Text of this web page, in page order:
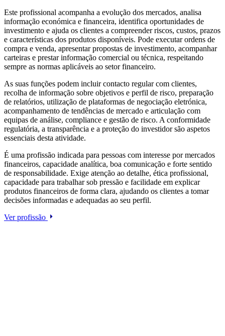
Este profissional acompanha a evolução dos mercados, analisa
informação económica e financeira, identifica oportunidades de
investimento e ajuda os clientes a compreender riscos, custos, prazos
e características dos produtos disponíveis. Pode executar ordens de
compra e venda, apresentar propostas de investimento, acompanhar
carteiras e prestar informação comercial ou técnica, respeitando
sempre as normas aplicáveis ao setor financeiro.
As suas funções podem incluir contacto regular com clientes,
recolha de informação sobre objetivos e perfil de risco, preparação
de relatórios, utilização de plataformas de negociação eletrónica,
acompanhamento de tendências de mercado e articulação com
equipas de análise, compliance e gestão de risco. A conformidade
regulatória, a transparência e a proteção do investidor são aspetos
essenciais desta atividade.
É uma profissão indicada para pessoas com interesse por mercados
financeiros, capacidade analítica, boa comunicação e forte sentido
de responsabilidade. Exige atenção ao detalhe, ética profissional,
capacidade para trabalhar sob pressão e facilidade em explicar
produtos financeiros de forma clara, ajudando os clientes a tomar
decisões informadas e adequadas ao seu perfil.
Ver profissão